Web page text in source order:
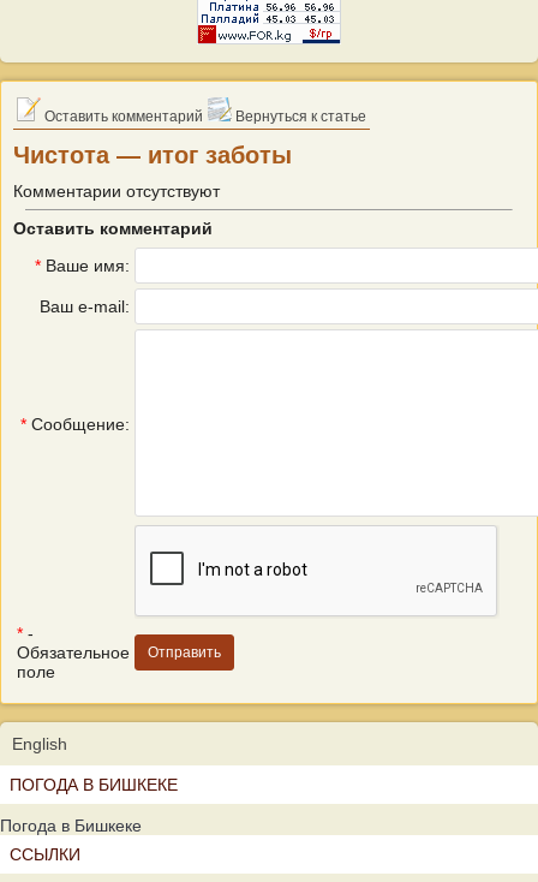
Оставить комментарий Вернуться к статье
Чистота — итог заботы
Комментарии отсутствуют
Оставить комментарий
* Ваше имя:
Ваш e-mail:
* Сообщение:
* -
Обязательное
поле
English
ПОГОДА В БИШКЕКЕ
Погода в Бишкеке
ССЫЛКИ